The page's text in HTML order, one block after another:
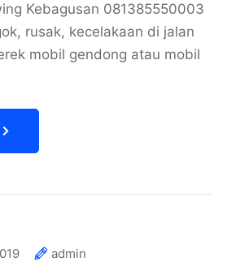
Kebagusan 081385550003
rusak, kecelakaan di jalan
mobil gendong atau mobil
admin